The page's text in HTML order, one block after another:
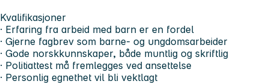
Kvalifikasjoner
· Erfaring fra arbeid med barn er en fordel
· Gjerne fagbrev som barne- og ungdomsarbeider
· Gode norskkunnskaper, både muntlig og skriftlig
· Politiattest må fremlegges ved ansettelse
· Personlig egnethet vil bli vektlagt